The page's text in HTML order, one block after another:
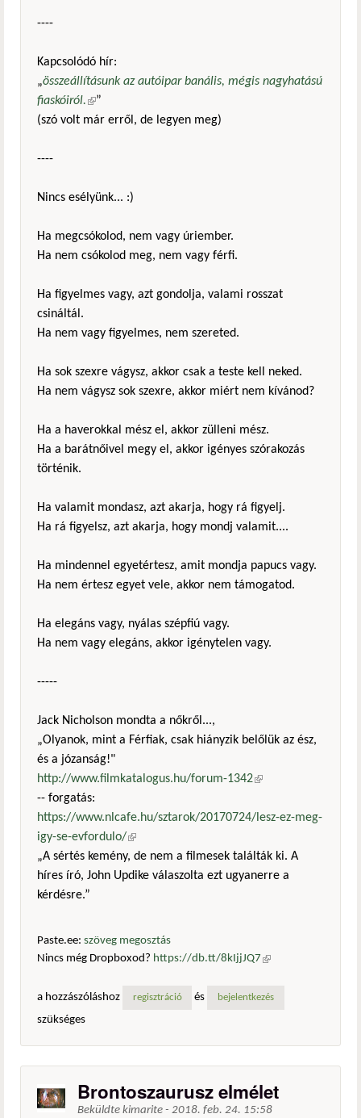
----
Kapcsolódó hír:
„összeállításunk az autóipar banális, mégis nagyhatású
fiaskóiról.(külső hivatkozás)
”
(szó volt már erről, de legyen meg)
----
Nincs esélyünk... :)
Ha megcsókolod, nem vagy úriember.
Ha nem csókolod meg, nem vagy férfi.
Ha figyelmes vagy, azt gondolja, valami rosszat
csináltál.
Ha nem vagy figyelmes, nem szereted.
Ha sok szexre vágysz, akkor csak a teste kell neked.
Ha nem vágysz sok szexre, akkor miért nem kívánod?
Ha a haverokkal mész el, akkor zülleni mész.
Ha a barátnőivel megy el, akkor igényes szórakozás
történik.
Ha valamit mondasz, azt akarja, hogy rá figyelj.
Ha rá figyelsz, azt akarja, hogy mondj valamit....
Ha mindennel egyetértesz, amit mondja papucs vagy.
Ha nem értesz egyet vele, akkor nem támogatod.
Ha elegáns vagy, nyálas szépfiú vagy.
Ha nem vagy elegáns, akkor igénytelen vagy.
-----
Jack Nicholson mondta a nőkről...,
„Olyanok, mint a Férfiak, csak hiányzik belőlük az ész,
és a józanság!"
http://www.filmkatalogus.hu/forum-1342(külső
-- forgatás:
https://www.nlcafe.hu/sztarok/20170724/lesz-ez-meg-
igy-se-evfordulo/(külső hivatkozás)
„A sértés kemény, de nem a filmesek találták ki. A
híres író, John Updike válaszolta ezt ugyanerre a
kérdésre.”
Paste.ee: szöveg megosztás
Nincs még Dropboxod? https://db.tt/8kIjjJQ7 (külső
a hozzászóláshoz
regisztráció és bejelentkezés
szükséges
Brontoszaurusz elmélet
Beküldte kimarite - 2018. feb. 24. 15:58